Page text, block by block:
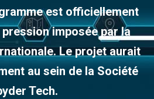
est officiellement
imposée par la
Le projet aurait
au sein de la Société
Tech.